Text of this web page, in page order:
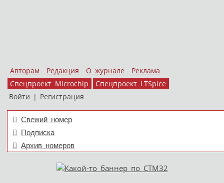
Авторам Редакция О журнале
Реклама
Спецпроект Microchip
Спецпроект LTSpice
Войти | Регистрация
Свежий номер
Подписка
Архив номеров